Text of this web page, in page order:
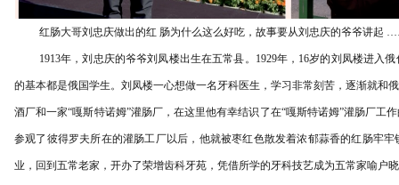
红肠大哥刘忠庆做出的红 肠为什么这么好吃，故事要从刘 忠庆的爷爷讲起
1913年，刘忠庆的爷爷刘凤楼出生在五常县。1929年，16岁的刘凤楼进入
的基本都是俄国学生。刘凤楼一心想做一名牙科医生，学习非常刻苦，逐渐就和
酒厂和一家“嘎斯特诺姆”灌肠厂，在这里他有幸结识了在“嘎斯特诺姆”灌肠厂工
参观了彼得罗夫所在的灌肠工厂以后，他就被枣红色散发着浓郁蒜香的红肠牢
业，回到五常老家，开办了荣增齿科牙苑，凭借所学的牙科技艺成为五常家喻户